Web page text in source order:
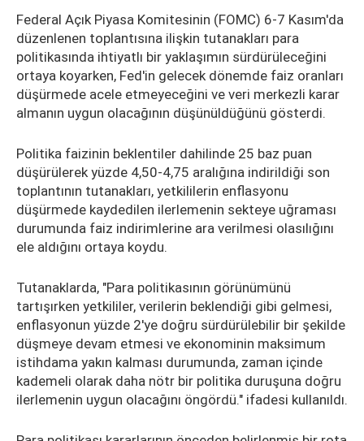
Federal Açık Piyasa Komitesinin (FOMC) 6-7 Kasım'da
düzenlenen toplantısına ilişkin tutanakları para
politikasında ihtiyatlı bir yaklaşımın sürdürüleceğini
ortaya koyarken, Fed'in gelecek dönemde faiz oranları
düşürmede acele etmeyeceğini ve veri merkezli karar
almanın uygun olacağının düşünüldüğünü gösterdi.
Politika faizinin beklentiler dahilinde 25 baz puan
düşürülerek yüzde 4,50-4,75 aralığına indirildiği son
toplantının tutanakları, yetkililerin enflasyonu
düşürmede kaydedilen ilerlemenin sekteye uğraması
durumunda faiz indirimlerine ara verilmesi olasılığını
ele aldığını ortaya koydu.
Tutanaklarda, "Para politikasının görünümünü
tartışırken yetkililer, verilerin beklendiği gibi gelmesi,
enflasyonun yüzde 2'ye doğru sürdürülebilir bir şekilde
düşmeye devam etmesi ve ekonominin maksimum
istihdama yakın kalması durumunda, zaman içinde
kademeli olarak daha nötr bir politika duruşuna doğru
ilerlemenin uygun olacağını öngördü." ifadesi kullanıldı.